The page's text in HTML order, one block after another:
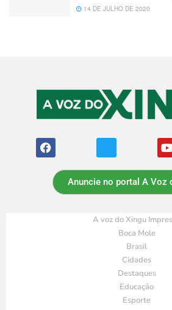
14 DE JULHO DE 2020
Anuncie no portal A Voz
A voz do Xingu
Boca Mole
Brasil
Cidades
Destaques
Educação
Esporte